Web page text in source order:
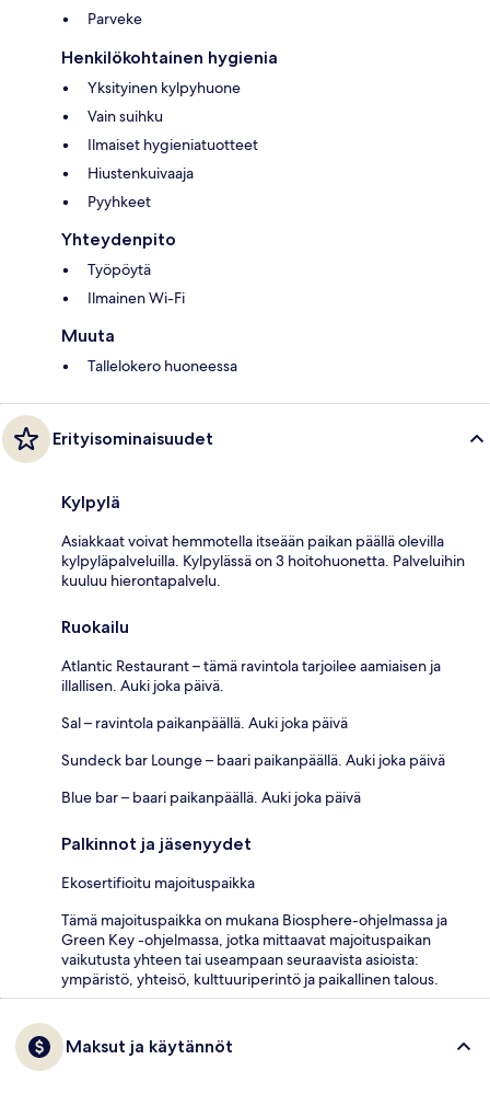
Parveke
Henkilökohtainen hygienia
Yksityinen kylpyhuone
Vain suihku
Ilmaiset hygieniatuotteet
Hiustenkuivaaja
Pyyhkeet
Yhteydenpito
Työpöytä
Ilmainen Wi-Fi
Muuta
Tallelokero huoneessa
Erityisominaisuudet
Kylpylä
Asiakkaat voivat hemmotella itseään paikan päällä olevilla
kylpyläpalveluilla. Kylpylässä on 3 hoitohuonetta. Palveluihin
kuuluu hierontapalvelu.
Ruokailu
Atlantic Restaurant – tämä ravintola tarjoilee aamiaisen ja
illallisen. Auki joka päivä.
Sal – ravintola paikanpäällä. Auki joka päivä
Sundeck bar Lounge – baari paikanpäällä. Auki joka päivä
Blue bar – baari paikanpäällä. Auki joka päivä
Palkinnot ja jäsenyydet
Ekosertifioitu majoituspaikka
Tämä majoituspaikka on mukana Biosphere-ohjelmassa ja
Green Key -ohjelmassa, jotka mittaavat majoituspaikan
vaikutusta yhteen tai useampaan seuraavista asioista:
ympäristö, yhteisö, kulttuuriperintö ja paikallinen talous.
Maksut ja käytännöt